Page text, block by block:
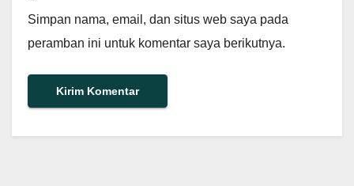
Simpan nama, email, dan situs web saya pada
peramban ini untuk komentar saya berikutnya.